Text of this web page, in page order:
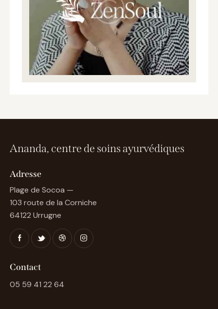
Ananda, centre de soins ayurvédiques
Adresse
Plage de Socoa —
103 route de la Corniche
64122 Urrugne
Contact
05 59 41 22 64